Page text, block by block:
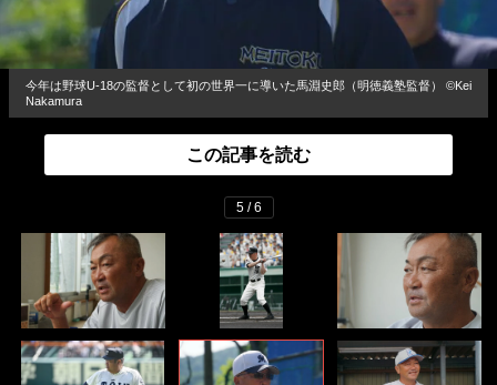
今年は野球U-18の監督として初の世界一に導いた馬淵史郎（明徳義塾監督） ©Kei
Nakamura
この記事を読む
5 / 6